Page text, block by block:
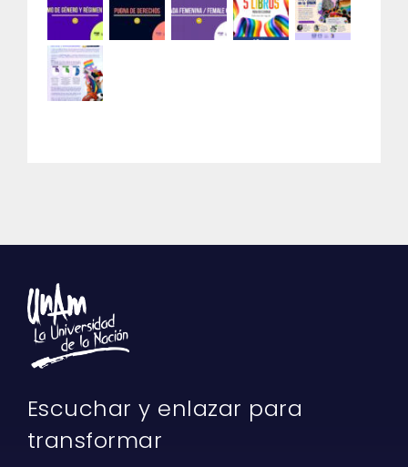
Escuchar y enlazar para
transformar